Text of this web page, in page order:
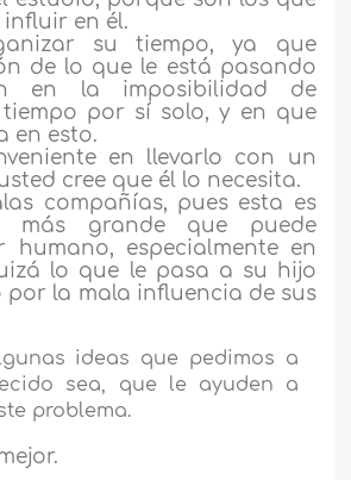
en él.
su tiempo, ya que
de lo que le está pasando
en la imposibilidad de
por sí solo, y en que
en esto.
en llevarlo con un
cree que él lo necesita.
compañías, pues esta es
más grande que puede
humano, especialmente en
lo que le pasa a su hijo
la mala influencia de sus
ideas que pedimos a
sea, que le ayuden a
problema.